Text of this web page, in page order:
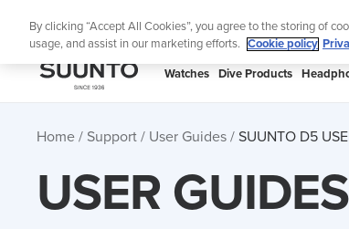
SUUNTO
Watches Dive Products
Home Support User Guides SUUNTO D5
USER GUIDES
By clicking “Accept All Cookies”, you agree to the storing of
usage, and assist in our marketing efforts.
Cookie policy